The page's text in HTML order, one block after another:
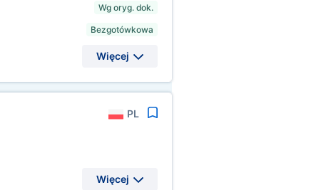
Wg oryg. dok.
Bezgotówkowa
Więcej
PL
Więcej